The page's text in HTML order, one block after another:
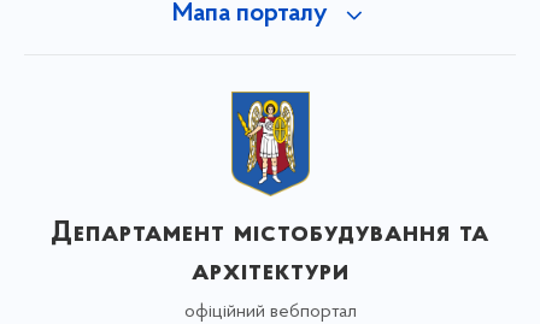
Мапа порталу
Департамент містобудування та
архітектури
офіційний вебпортал